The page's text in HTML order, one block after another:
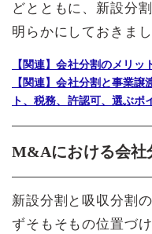
どとともに、新設分
明らかにしておきまし
【関連】会社分割のメリッ
【関連】会社分割と事業
ト、税務、許認可、選ぶポ
M&Aにおける会社
新設分割と吸収分割
ずそもそもの位置づ